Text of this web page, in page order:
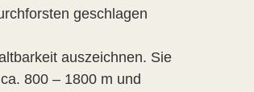
geschlagen
auszeichnen. Sie
800 – 1800 m und